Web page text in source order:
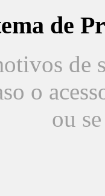
de
de
o
ou